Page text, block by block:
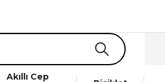
Akıllı Cep